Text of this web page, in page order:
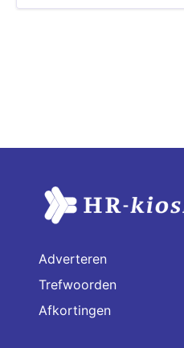
Adverteren
Trefwoorden
Afkortingen